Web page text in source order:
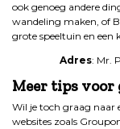
ook genoeg andere
wandeling maken, of
grote speeltuin en een
Adres: Mr.
Meer tips voor
Wil je toch graag naar
websites zoals